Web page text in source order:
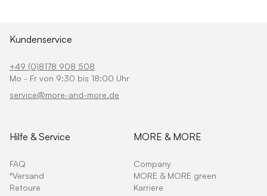
Kundenservice
+49 (0)8178 908 508
Mo - Fr von 9:30 bis 18:00 Uhr
service@more-and-more.de
Hilfe & Service
FAQ
*Versand
Retoure
MORE & MORE
Company
MORE & MORE green
Karriere